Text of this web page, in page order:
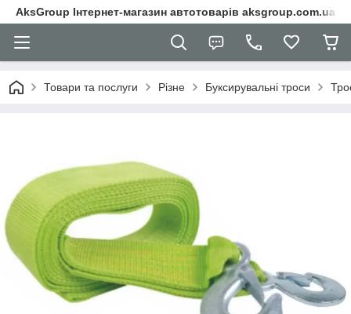
AksGroup Інтернет-магазин автотоварів aksgroup.com.ua
Товари та послуги Різне Буксирувальні троси